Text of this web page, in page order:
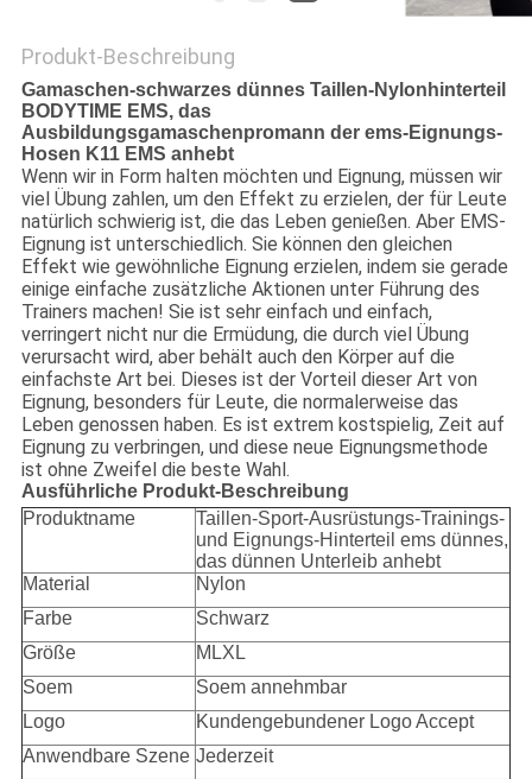
Produkt-Beschreibung
Gamaschen-schwarzes dünnes Taillen-Nylonhinterteil
BODYTIME EMS, das
Ausbildungsgamaschenpromann der ems-Eignungs-
Hosen K11 EMS anhebt
Wenn wir in Form halten möchten und Eignung, müssen wir
viel Übung zahlen, um den Effekt zu erzielen, der für Leute
natürlich schwierig ist, die das Leben genießen. Aber EMS-
Eignung ist unterschiedlich. Sie können den gleichen
Effekt wie gewöhnliche Eignung erzielen, indem sie gerade
einige einfache zusätzliche Aktionen unter Führung des
Trainers machen! Sie ist sehr einfach und einfach,
verringert nicht nur die Ermüdung, die durch viel Übung
verursacht wird, aber behält auch den Körper auf die
einfachste Art bei. Dieses ist der Vorteil dieser Art von
Eignung, besonders für Leute, die normalerweise das
Leben genossen haben. Es ist extrem kostspielig, Zeit auf
Eignung zu verbringen, und diese neue Eignungsmethode
ist ohne Zweifel die beste Wahl.
Ausführliche Produkt-Beschreibung
Produktname
Taillen-Sport-Ausrüstungs-Trainings-
und Eignungs-Hinterteil ems dünnes,
das dünnen Unterleib anhebt
Material
Nylon
Farbe
Schwarz
Größe
MLXL
Soem
Soem annehmbar
Logo
Kundengebundener Logo Accept
Anwendbare Szene Jederzeit